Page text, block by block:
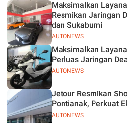
AUTONEWS
Maksimalkan
Resmikan Jaringan
dan Sukabumi
AUTONEWS
Maksimalkan
Perluas Jaringan
AUTONEWS
Jetour Resmikan
Pontianak, Perkuat